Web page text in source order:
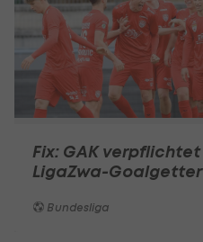
Fix: GAK verpflichtet
LigaZwa-Goalgetter
Bundesliga